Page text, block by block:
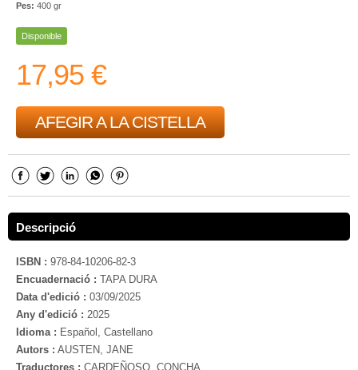
Pes: 400 gr
Disponible
17,95 €
AFEGIR A LA CISTELLA
Descripció
ISBN : 978-84-10206-82-3
Encuadernació : TAPA DURA
Data d'edició : 03/09/2025
Any d'edició : 2025
Idioma : Español, Castellano
Autors : AUSTEN, JANE
Traductores : CARDEÑOSO, CONCHA